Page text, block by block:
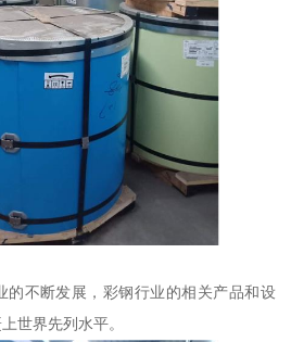
的不断发展，彩钢行业的相关产品和设
世界先列水平。